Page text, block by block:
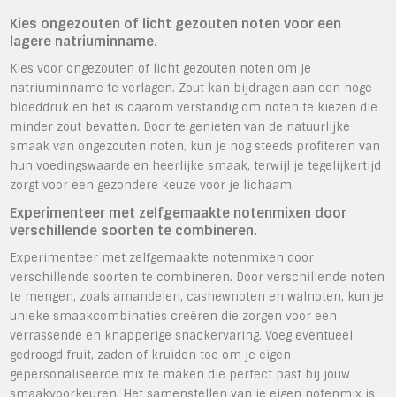
Kies ongezouten of licht gezouten noten voor een
lagere natriuminname.
Kies voor ongezouten of licht gezouten noten om je
natriuminname te verlagen. Zout kan bijdragen aan een hoge
bloeddruk en het is daarom verstandig om noten te kiezen die
minder zout bevatten. Door te genieten van de natuurlijke
smaak van ongezouten noten, kun je nog steeds profiteren van
hun voedingswaarde en heerlijke smaak, terwijl je tegelijkertijd
zorgt voor een gezondere keuze voor je lichaam.
Experimenteer met zelfgemaakte notenmixen door
verschillende soorten te combineren.
Experimenteer met zelfgemaakte notenmixen door
verschillende soorten te combineren. Door verschillende noten
te mengen, zoals amandelen, cashewnoten en walnoten, kun je
unieke smaakcombinaties creëren die zorgen voor een
verrassende en knapperige snackervaring. Voeg eventueel
gedroogd fruit, zaden of kruiden toe om je eigen
gepersonaliseerde mix te maken die perfect past bij jouw
smaakvoorkeuren. Het samenstellen van je eigen notenmix is